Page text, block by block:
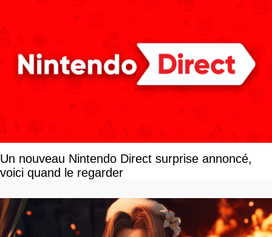
Un nouveau Nintendo Direct surprise annoncé,
voici quand le regarder